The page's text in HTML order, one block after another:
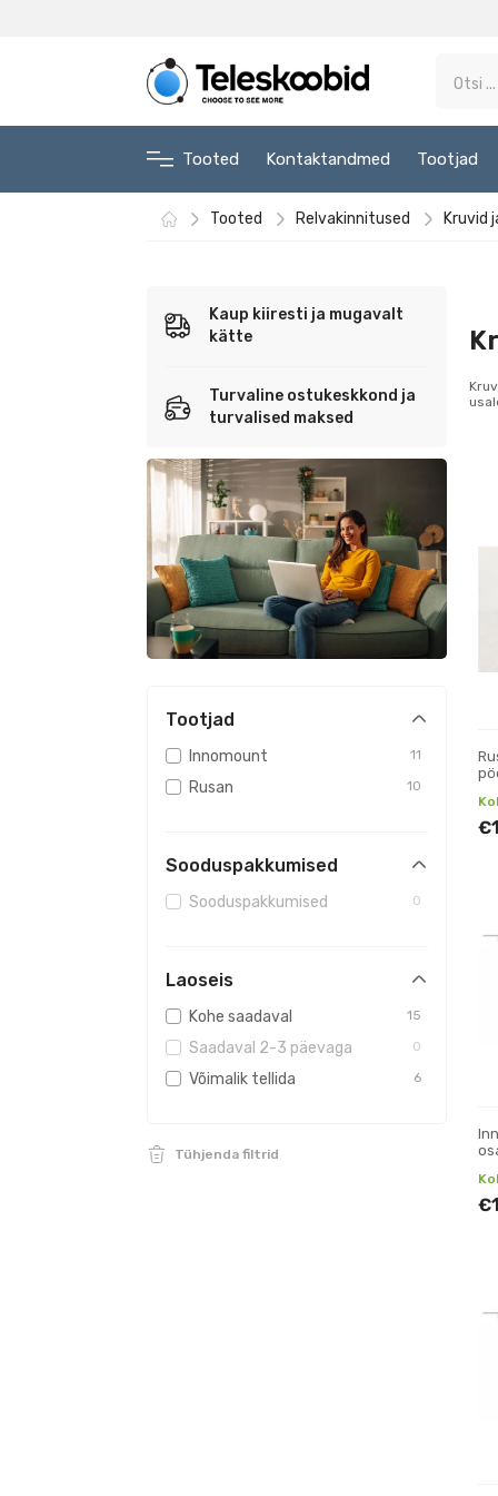
Tooted Kontaktandmed Tootjad
Tooted Relvakinnitused Kruvid
Kaup kiiresti ja mugavalt
kätte
Turvaline ostukeskkond ja
turvalised maksed
Tootjad
Innomount 11
Rusan 10
Sooduspakkumised
Sooduspakkumised 0
Laoseis
Kohe saadaval 15
Saadaval 2-3 päevaga 0
Võimalik tellida 6
Tühjenda filtrid